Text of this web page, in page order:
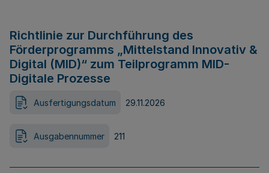
Richtlinie zur Durchführung des
Förderprogramms „Mittelstand Innovativ &
Digital (MID)“ zum Teilprogramm MID-
Digitale Prozesse
Ausfertigungsdatum 29.11.2026
Ausgabennummer 211